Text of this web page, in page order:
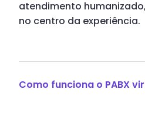
atendimento
no centro da experiência.
Como funciona o PABX